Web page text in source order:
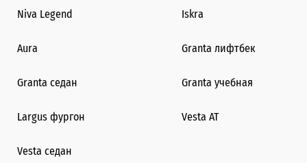
Niva Legend Iskra
Aura Granta лифтбек
Granta седан Granta учебная
Largus фургон Vesta AT
Vesta седан